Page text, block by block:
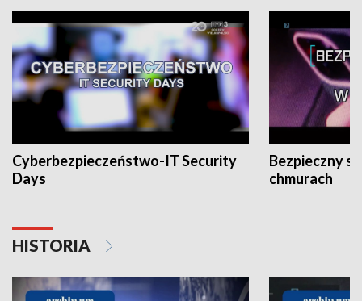
Cyberbezpieczeństwo-IT Security
Days
Bezpieczny
chmurach
HISTORIA